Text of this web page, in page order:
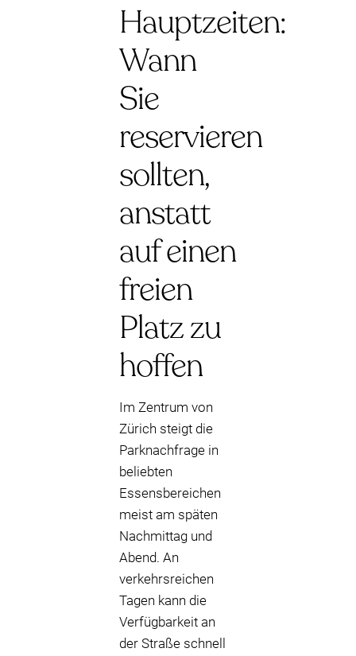
Hauptzeiten:
Wann
Sie
reservieren
sollten,
anstatt
auf einen
freien
Platz zu
hoffen
Im Zentrum von
Zürich steigt die
Parknachfrage in
beliebten
Essensbereichen
meist am späten
Nachmittag und
Abend. An
verkehrsreichen
Tagen kann die
Verfügbarkeit an
der Straße schnell